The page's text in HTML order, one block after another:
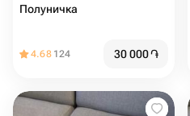
Полуничка
4.68 124 30 000֏